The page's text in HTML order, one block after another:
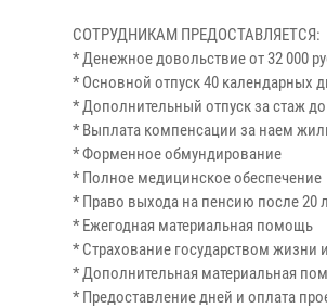
СОТРУДНИКАМ ПРЕДОСТАВЛЯЕТСЯ:
* Денежное довольствие от 32 000
* Основной отпуск 40 календарных
* Дополнительный отпуск за стаж
* Выплата компенсации за наем
* Форменное обмундирование
* Полное медицинское обеспечение
* Право выхода на пенсию после 20
* Ежегодная материальная помощь
* Страхование государством жизни
* Дополнительная материальная
* Предоставление дней и оплата